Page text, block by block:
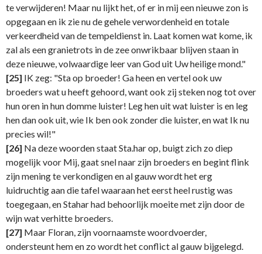
te verwijderen! Maar nu lijkt het, of er in mij een nieuwe zon is
opgegaan en ik zie nu de gehele verwordenheid en totale
verkeerdheid van de tempeldienst in. Laat komen wat kome, ik
zal als een granietrots in de zee onwrikbaar blijven staan in
deze nieuwe, volwaardige leer van God uit Uw heilige mond."
[25] IK zeg: "Sta op broeder! Ga heen en vertel ook uw
broeders wat u heeft gehoord, want ook zij steken nog tot over
hun oren in hun domme luister! Leg hen uit wat luister is en leg
hen dan ook uit, wie Ik ben ook zonder die luister, en wat Ik nu
precies wil!"
[26] Na deze woorden staat Sta.har op, buigt zich zo diep
mogelijk voor Mij, gaat snel naar zijn broeders en begint flink
zijn mening te verkondigen en al gauw wordt het erg
luidruchtig aan die tafel waaraan het eerst heel rustig was
toegegaan, en Stahar had behoorlijk moeite met zijn door de
wijn wat verhitte broeders.
[27] Maar Floran, zijn voornaamste woordvoerder,
ondersteunt hem en zo wordt het conflict al gauw bijgelegd.